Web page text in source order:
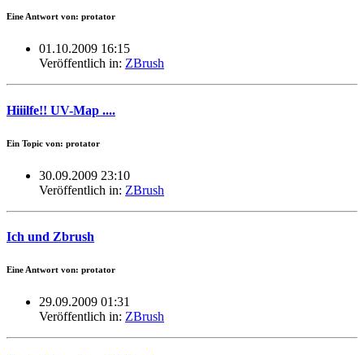
Eine Antwort von: protator
01.10.2009 16:15
Veröffentlich in: ZBrush
Hiiilfe!! UV-Map ....
Ein Topic von: protator
30.09.2009 23:10
Veröffentlich in: ZBrush
Ich und Zbrush
Eine Antwort von: protator
29.09.2009 01:31
Veröffentlich in: ZBrush